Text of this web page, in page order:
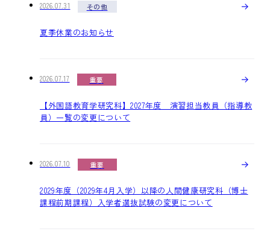
2026.07.31 その他
夏季休業のお知らせ
2026.07.17 重要
【外国語教育学研究科】2027年度 演習担当教員（指導教
員）一覧の変更について
2026.07.10 重要
2029年度（2029年4月入学）以降の人間健康研究科（博士
課程前期課程）入学者選抜試験の変更について